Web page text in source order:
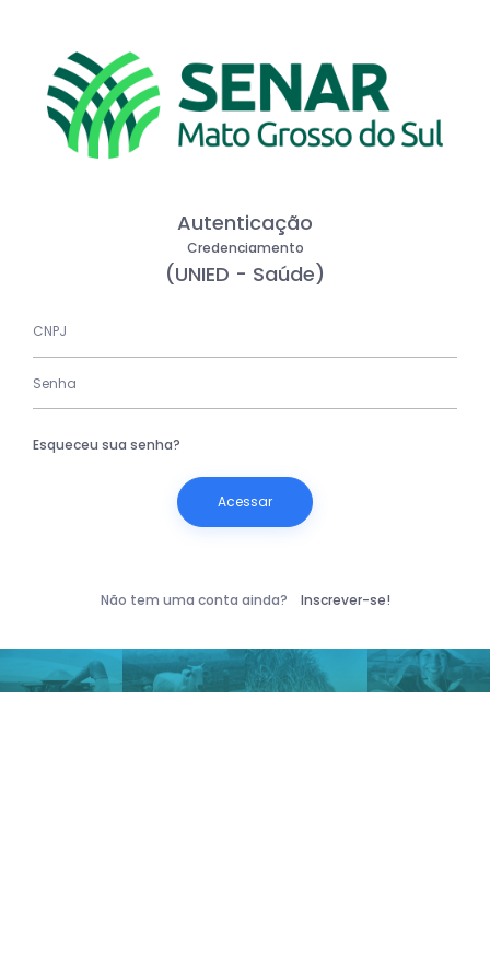
Autenticação
Credenciamento
(UNIED - Saúde)
Esqueceu sua senha?
Acessar
Não tem uma conta ainda? Inscrever-se!